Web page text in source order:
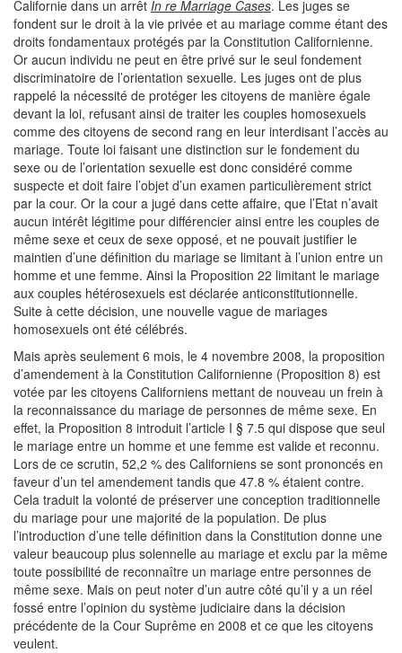
Californie dans un arrêt In re Marriage Cases. Les juges se
fondent sur le droit à la vie privée et au mariage comme étant des
droits fondamentaux protégés par la Constitution Californienne.
Or aucun individu ne peut en être privé sur le seul fondement
discriminatoire de l’orientation sexuelle. Les juges ont de plus
rappelé la nécessité de protéger les citoyens de manière égale
devant la loi, refusant ainsi de traiter les couples homosexuels
comme des citoyens de second rang en leur interdisant l’accès au
mariage. Toute loi faisant une distinction sur le fondement du
sexe ou de l’orientation sexuelle est donc considéré comme
suspecte et doit faire l’objet d’un examen particulièrement strict
par la cour. Or la cour a jugé dans cette affaire, que l’Etat n’avait
aucun intérêt légitime pour différencier ainsi entre les couples de
même sexe et ceux de sexe opposé, et ne pouvait justifier le
maintien d’une définition du mariage se limitant à l’union entre un
homme et une femme. Ainsi la Proposition 22 limitant le mariage
aux couples hétérosexuels est déclarée anticonstitutionnelle.
Suite à cette décision, une nouvelle vague de mariages
homosexuels ont été célébrés.
Mais après seulement 6 mois, le 4 novembre 2008, la proposition
d’amendement à la Constitution Californienne (Proposition 8) est
votée par les citoyens Californiens mettant de nouveau un frein à
la reconnaissance du mariage de personnes de même sexe. En
effet, la Proposition 8 introduit l’article I § 7.5 qui dispose que seul
le mariage entre un homme et une femme est valide et reconnu.
Lors de ce scrutin, 52,2 % des Californiens se sont prononcés en
faveur d’un tel amendement tandis que 47.8 % étaient contre.
Cela traduit la volonté de préserver une conception traditionnelle
du mariage pour une majorité de la population. De plus
l’introduction d’une telle définition dans la Constitution donne une
valeur beaucoup plus solennelle au mariage et exclu par la même
toute possibilité de reconnaître un mariage entre personnes de
même sexe. Mais on peut noter d’un autre côté qu’il y a un réel
fossé entre l’opinion du système judiciaire dans la décision
précédente de la Cour Suprême en 2008 et ce que les citoyens
veulent.